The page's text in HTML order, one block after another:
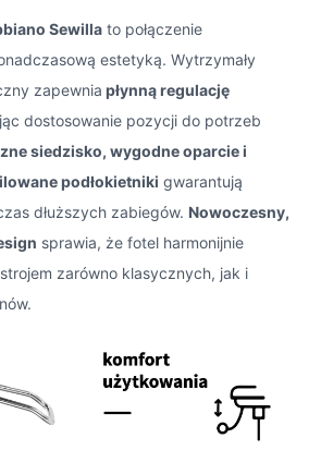
Sewilla to połączenie
estetyką. Wytrzymały
zapewnia płynną regulację
dostosowanie pozycji do potrzeb
siedzisko, wygodne oparcie i
podłokietniki gwarantują
dłuższych zabiegów. Nowoczesny,
sprawia, że fotel harmonijnie
zarówno klasycznych, jak i